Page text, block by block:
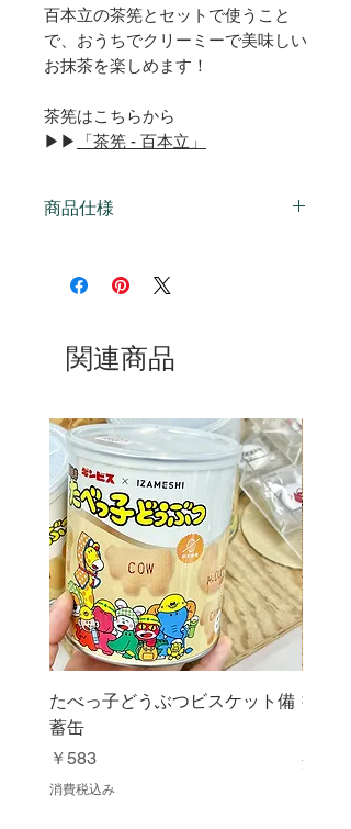
百本立の茶筅とセットで使うこと
で、おうちでクリーミーで美味しい
お抹茶を楽しめます！
茶筅はこちらから
▶▶
「茶筅 - 百本立」
商品仕様
容量：150g
※お手入れは乾拭きしてくださ
関連商品
たべっ子どうぶつビスケット備
蓄缶
価格
￥583
消費税込み
抹茶
消費税込